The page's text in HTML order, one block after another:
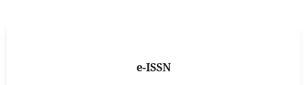
e-ISSN